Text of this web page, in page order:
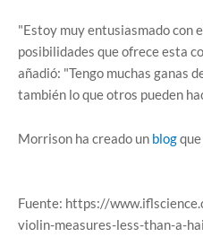
"Estoy muy entusiasmado con
posibilidades que ofrece esta
añadió: "Tengo muchas ganas
también lo que otros pueden
Morrison ha creado un blog
Fuente: https://
violin-measures-less-than-a-